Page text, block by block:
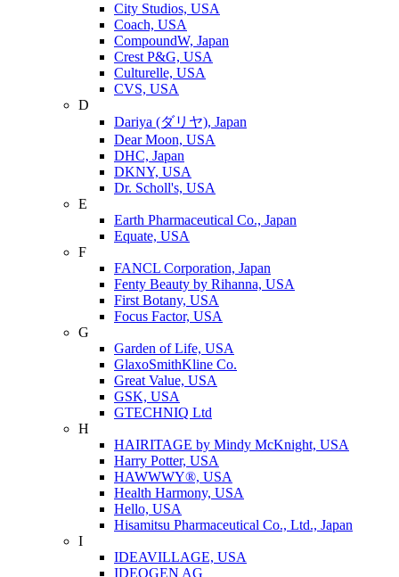
City Studios, USA
Coach, USA
CompoundW, Japan
Crest P&G, USA
Culturelle, USA
CVS, USA
D
Dariya (ダリヤ), Japan
Dear Moon, USA
DHC, Japan
DKNY, USA
Dr. Scholl's, USA
E
Earth Pharmaceutical Co., Japan
Equate, USA
F
FANCL Corporation, Japan
Fenty Beauty by Rihanna, USA
First Botany, USA
Focus Factor, USA
G
Garden of Life, USA
GlaxoSmithKline Co.
Great Value, USA
GSK, USA
GTECHNIQ Ltd
H
HAIRITAGE by Mindy McKnight, USA
Harry Potter, USA
HAWWWY®, USA
Health Harmony, USA
Hello, USA
Hisamitsu Pharmaceutical Co., Ltd., Japan
I
IDEAVILLAGE, USA
IDEOGEN AG